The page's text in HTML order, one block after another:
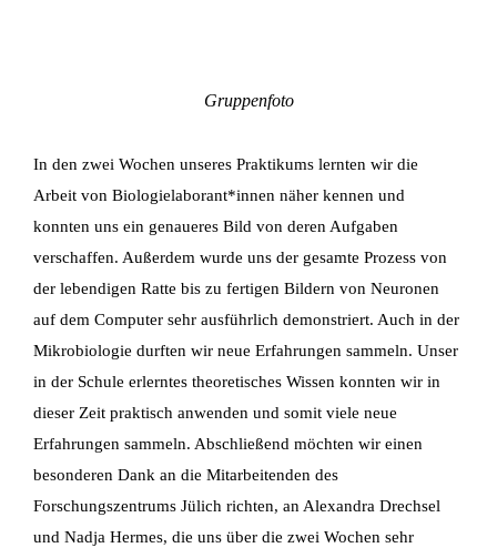
Gruppenfoto
In den zwei Wochen unseres Praktikums lernten wir die
Arbeit von Biologielaborant*innen näher kennen und
konnten uns ein genaueres Bild von deren Aufgaben
verschaffen. Außerdem wurde uns der gesamte Prozess von
der lebendigen Ratte bis zu fertigen Bildern von Neuronen
auf dem Computer sehr ausführlich demonstriert. Auch in der
Mikrobiologie durften wir neue Erfahrungen sammeln. Unser
in der Schule erlerntes theoretisches Wissen konnten wir in
dieser Zeit praktisch anwenden und somit viele neue
Erfahrungen sammeln. Abschließend möchten wir einen
besonderen Dank an die Mitarbeitenden des
Forschungszentrums Jülich richten, an Alexandra Drechsel
und Nadja Hermes, die uns über die zwei Wochen sehr